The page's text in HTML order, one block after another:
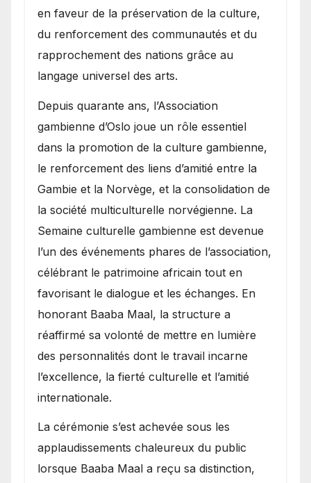
en faveur de la préservation de la culture,
du renforcement des communautés et du
rapprochement des nations grâce au
langage universel des arts.
​Depuis quarante ans, l’Association
gambienne d’Oslo joue un rôle essentiel
dans la promotion de la culture gambienne,
le renforcement des liens d’amitié entre la
Gambie et la Norvège, et la consolidation de
la société multiculturelle norvégienne. La
Semaine culturelle gambienne est devenue
l’un des événements phares de l’association,
célébrant le patrimoine africain tout en
favorisant le dialogue et les échanges. En
honorant Baaba Maal, la structure a
réaffirmé sa volonté de mettre en lumière
des personnalités dont le travail incarne
l’excellence, la fierté culturelle et l’amitié
internationale.
​La cérémonie s’est achevée sous les
applaudissements chaleureux du public
lorsque Baaba Maal a reçu sa distinction,